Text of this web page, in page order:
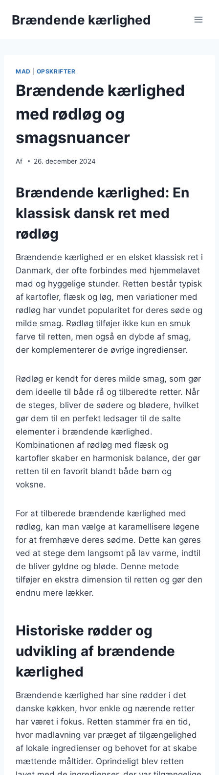
Brændende kærlighed
MAD OPSKRIFTER
Brændende kærlighed
med rødløg og
smagsnuancer
Af 26. december 2024
Brændende kærlighed: En
klassisk dansk ret med
rødløg
Brændende kærlighed er en elsket klassisk ret i
Danmark, der ofte forbindes med hjemmelavet
mad og hyggelige stunder. Retten består typisk
af kartofler, flæsk og løg, men variationer med
rødløg har vundet popularitet for deres søde og
milde smag. Rødløg tilføjer ikke kun en smuk
farve til retten, men også en dybde af smag,
der komplementerer de øvrige ingredienser.
Rødløg er kendt for deres milde smag, som gør
dem ideelle til både rå og tilberedte retter. Når
de steges, bliver de sødere og blødere, hvilket
gør dem til en perfekt ledsager til de salte
elementer i brændende kærlighed.
Kombinationen af rødløg med flæsk og
kartofler skaber en harmonisk balance, der gør
retten til en favorit blandt både børn og
voksne.
For at tilberede brændende kærlighed med
rødløg, kan man vælge at karamellisere løgene
for at fremhæve deres sødme. Dette kan gøres
ved at stege dem langsomt på lav varme, indtil
de bliver gyldne og bløde. Denne metode
tilføjer en ekstra dimension til retten og gør den
endnu mere lækker.
Historiske rødder og
udvikling af brændende
kærlighed
Brændende kærlighed har sine rødder i det
danske køkken, hvor enkle og nærende retter
har været i fokus. Retten stammer fra en tid,
hvor madlavning var præget af tilgængelighed
af lokale ingredienser og behovet for at skabe
mættende måltider. Oprindeligt blev retten